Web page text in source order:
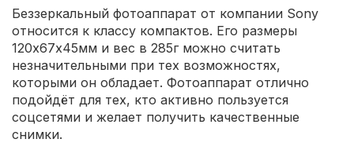
Беззеркальный фотоаппарат от компании Sony
относится к классу компактов. Его размеры
120х67х45мм и вес в 285г можно считать
незначительными при тех возможностях,
которыми он обладает. Фотоаппарат отлично
подойдёт для тех, кто активно пользуется
соцсетями и желает получить качественные
снимки.